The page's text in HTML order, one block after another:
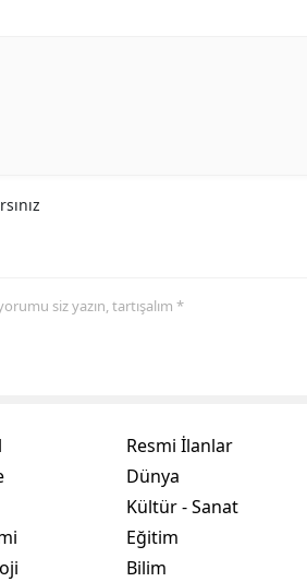
Tekirdağ
Tunceli
Şanlıurfa
Uşak
Van
siz yazın, tartışalım *
Resmi İlanlar
Dünya
Kültür - Sanat
Eğitim
Bilim